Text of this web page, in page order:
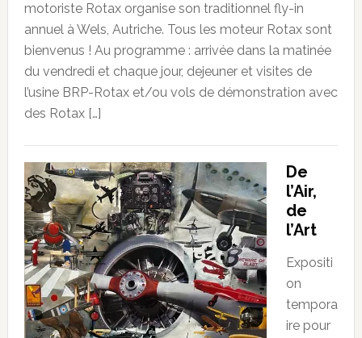
motoriste Rotax organise son traditionnel fly-in
annuel à Wels, Autriche. Tous les moteur Rotax sont
bienvenus ! Au programme : arrivée dans la matinée
du vendredi et chaque jour, dejeuner et visites de
l’usine BRP-Rotax et/ou vols de démonstration avec
des Rotax […]
De
l’Air,
de
l’Art
Expositi
on
tempora
ire pour